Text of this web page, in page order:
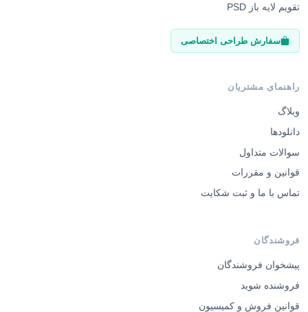
تقویم لایه باز PSD
سفارش طراحی اختصاصی
راهنمای مشتریان
وبلاگ
دانلودها
سوالات متداول
قوانین و مقررات
تماس با ما و ثبت شکایت
فروشندگان
پیشخوان فروشندگان
فروشنده شوید
قوانین فروش و کمیسیون